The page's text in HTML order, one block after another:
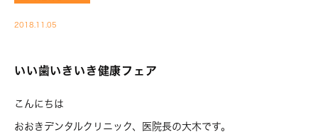
2018.11.05
いい歯いきいき健康フェア
こんにちは
おおきデンタルクリニック、医院長の大木です。